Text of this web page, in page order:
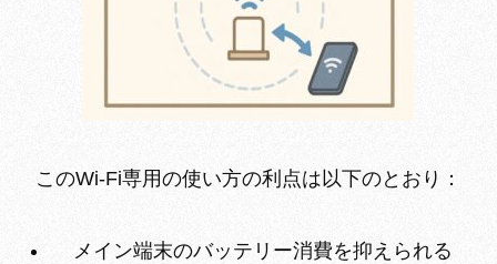
このWi-Fi専用の使い方の利点は以下のとおり：
メイン端末のバッテリー消費を抑えられる